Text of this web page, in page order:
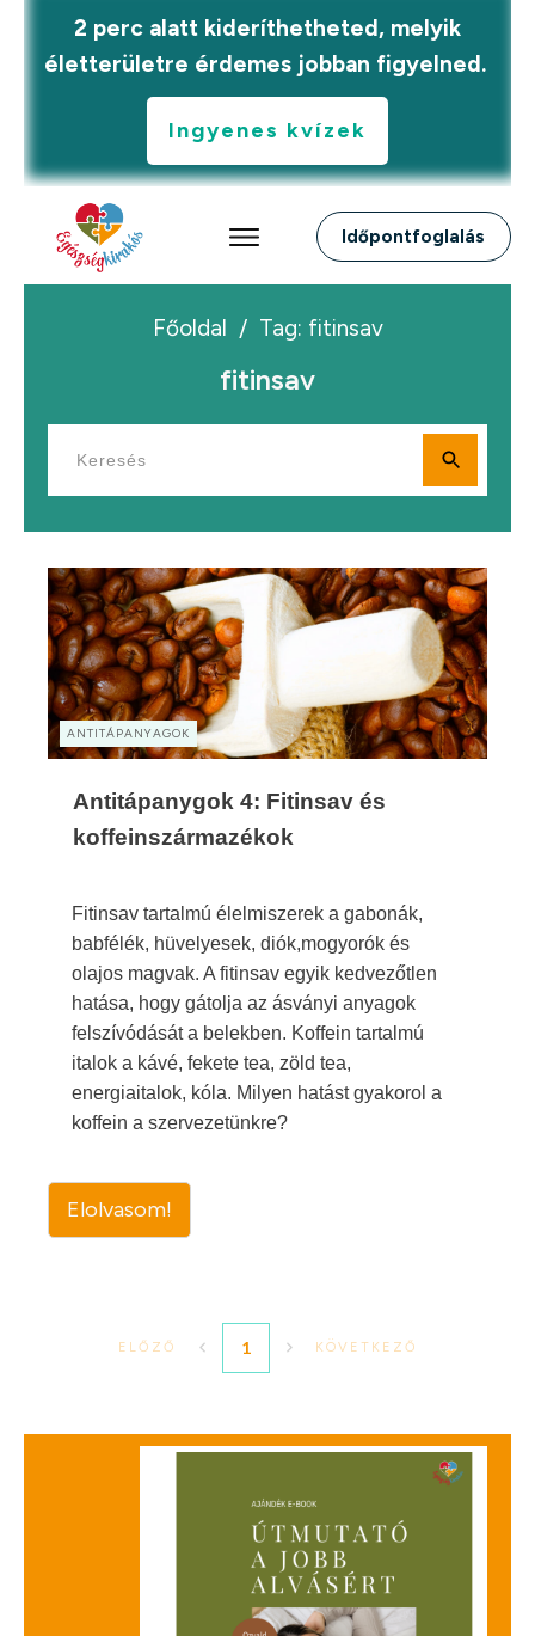
2 perc alatt kideríthetheted, melyik
életterületre érdemes jobban figyelned.
Ingyenes kvízek
Időpontfoglalás
Főoldal / Tag: fitinsav
fitinsav
ANTITÁPANYAGOK
Antitápanygok 4: Fitinsav és
koffeinszármazékok
Fitinsav tartalmú élelmiszerek a gabonák,
babfélék, hüvelyesek, diók,mogyorók és
olajos magvak. A fitinsav egyik kedvezőtlen
hatása, hogy gátolja az ásványi anyagok
felszívódását a belekben. Koffein tartalmú
italok a kávé, fekete tea, zöld tea,
energiaitalok, kóla. Milyen hatást gyakorol a
koffein a szervezetünkre?
Elolvasom!
ELŐZŐ 1 KÖVETKEZŐ